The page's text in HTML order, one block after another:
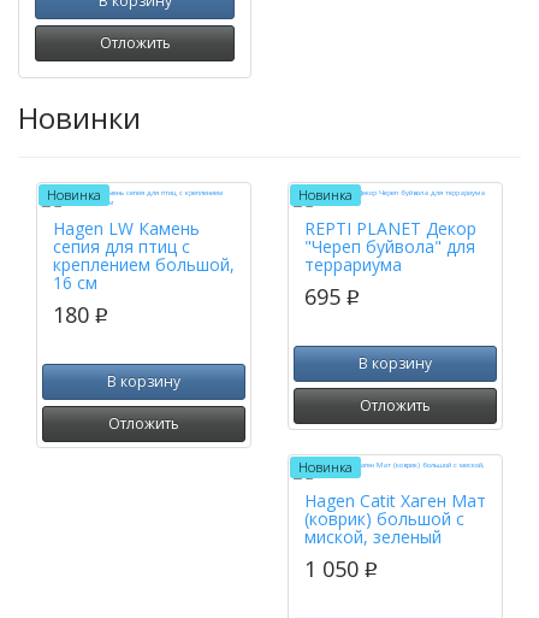
Отложить
Новинки
Новинка
Hagen LW Камень
сепия для птиц с
креплением большой,
16 см
180 p
В корзину
Отложить
Новинка
REPTI PLANET Декор
"Череп буйвола" для
террариума
695 p
В корзину
Отложить
Новинка
Hagen Catit Хаген Мат
(коврик) большой с
миской, зеленый
1 050 p